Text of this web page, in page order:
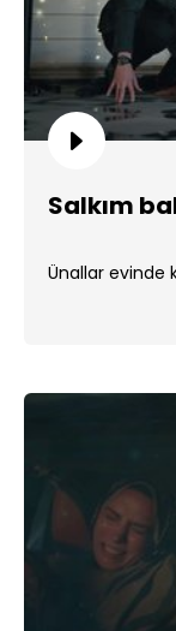
Salkım
Ünallar evinde